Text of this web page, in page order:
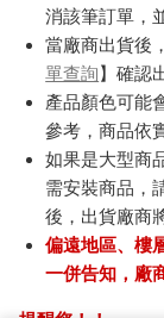
消該筆訂單，
當廠商出貨後
單查詢】確認
產品顏色可能
參考，商品依
如果是大型商
需安裝商品，
後，出貨廠商
偏遠地區、樓
一併告知，廠